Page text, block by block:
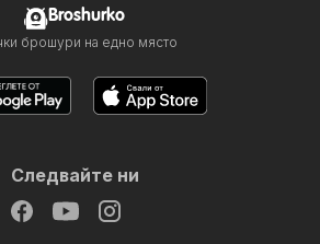
Broshurko
брошури на едно място
Следвайте ни